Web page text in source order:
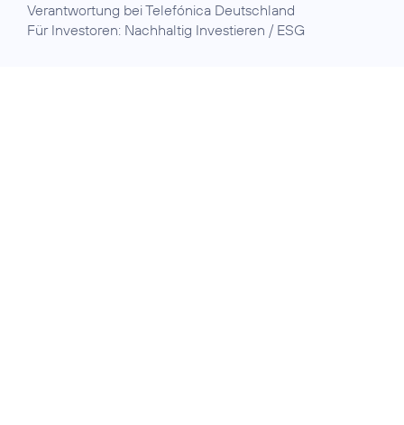
Verantwortung bei Telefónica Deutschland
Für Investoren: Nachhaltig Investieren / ESG